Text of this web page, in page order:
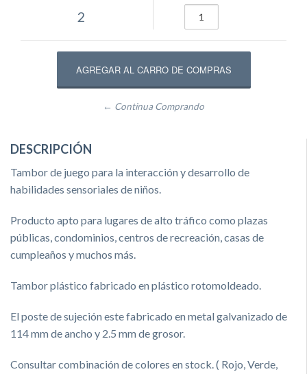
2
← Continua Comprando
DESCRIPCIÓN
Tambor de juego para la interacción y desarrollo de
habilidades sensoriales de niños.
Producto apto para lugares de alto tráfico como plazas
públicas, condominios, centros de recreación, casas de
cumpleaños y muchos más.
Tambor plástico fabricado en plástico rotomoldeado.
El poste de sujeción este fabricado en metal galvanizado de
114 mm de ancho y 2.5 mm de grosor.
Consultar combinación de colores en stock. ( Rojo, Verde,